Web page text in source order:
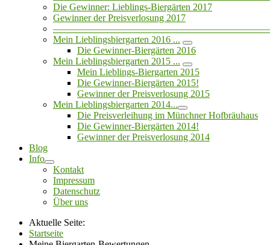
Die Gewinner: Lieblings-Biergärten 2017
Gewinner der Preisverlosung 2017
Mein Lieblingsbiergarten 2016 ...
Die Gewinner-Biergärten 2016
Mein Lieblingsbiergarten 2015 ...
Mein Lieblings-Biergarten 2015
Die Gewinner-Biergärten 2015!
Gewinner der Preisverlosung 2015
Mein Lieblingsbiergarten 2014...
Die Preisverleihung im Münchner Hofbräuhaus
Die Gewinner-Biergärten 2014!
Gewinner der Preisverlosung 2014
Blog
Info
Kontakt
Impressum
Datenschutz
Über uns
Aktuelle Seite:
Startseite